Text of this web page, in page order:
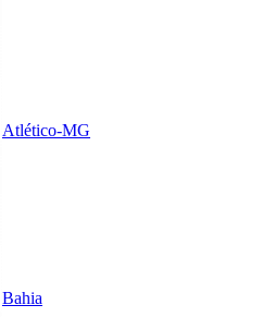
Atlético-MG
Bahia